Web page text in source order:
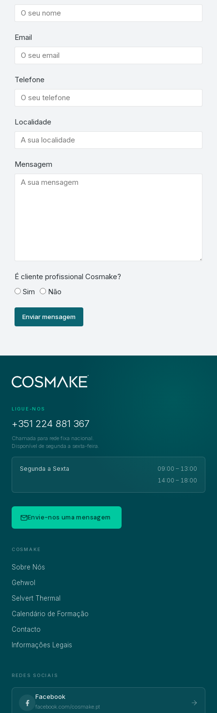
Email
Telefone
Localidade
Mensagem
É cliente profissional Cosmake?
Sim
Não
Enviar mensagem
LIGUE-NOS
+351 224 881 367
Chamada para rede fixa nacional.
Disponível de segunda a sexta-feira.
Segunda a Sexta
09:00 – 13:00
14:00 – 18:00
Envie-nos uma mensagem
COSMAKE
Sobre Nós
Gehwol
Selvert Thermal
Calendário de Formação
Contacto
Informações Legais
REDES SOCIAIS
Facebook
facebook.com/cosmake.pt